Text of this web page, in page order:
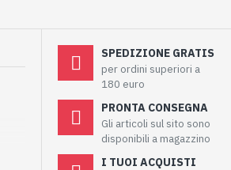
SPEDIZIONE GRATIS
per ordini superiori a
180 euro
PRONTA CONSEGNA
Gli articoli sul sito sono
disponibili a magazzino
I TUOI ACQUISTI